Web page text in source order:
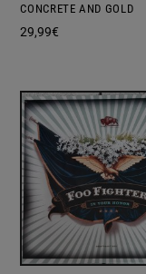
CONCRETE AND GOLD
29,99€